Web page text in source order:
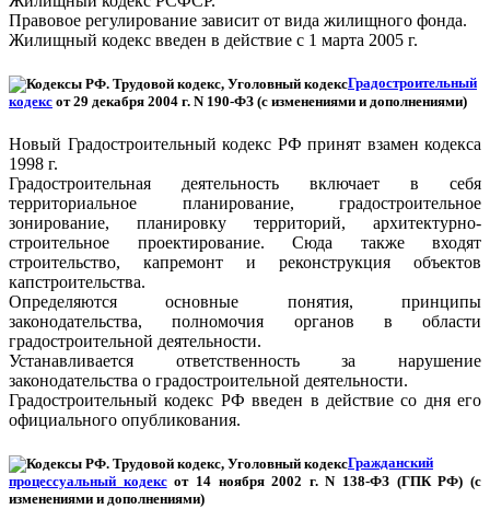
Правовое регулирование зависит от вида жилищного фонда.
Жилищный кодекс введен в действие с 1 марта 2005 г.
Градостроительный
кодекс от 29 декабря 2004 г. N 190-ФЗ (с изменениями и дополнениями)
Новый Градостроительный кодекс РФ принят взамен кодекса
1998 г.
Градостроительная деятельность включает в себя
территориальное планирование, градостроительное
зонирование, планировку территорий, архитектурно-
строительное проектирование. Сюда также входят
строительство, капремонт и реконструкция объектов
капстроительства.
Определяются основные понятия, принципы
законодательства, полномочия органов в области
градостроительной деятельности.
Устанавливается ответственность за нарушение
законодательства о градостроительной деятельности.
Градостроительный кодекс РФ введен в действие со дня его
официального опубликования.
Гражданский
процессуальный кодексот 14 ноября 2002 г. N 138-ФЗ (ГПК РФ) (с
изменениями и дополнениями)